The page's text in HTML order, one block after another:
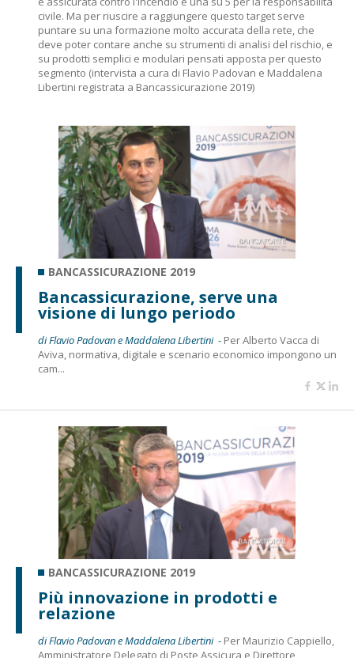
civile. Ma per riuscire a raggiungere questo target serve
puntare su una formazione molto accurata della rete, che
deve poter contare anche su strumenti di analisi del rischio, e
su prodotti semplici e modulari pensati apposta per questo
segmento (intervista a cura di Flavio Padovan e Maddalena
Libertini registrata a Bancassicurazione 2019)
BANCASSICURAZIONE 2019
Bancassicurazione, serve una
visione di lungo periodo
di Flavio Padovan e Maddalena Libertini - Per Alberto Vacca di
Aviva, normativa, digitale e scenario economico impongono un
cam...
BANCASSICURAZIONE 2019
Più innovazione in prodotti e
relazione
di Flavio Padovan e Maddalena Libertini - Per Maurizio Cappiello,
Amministratore Delegato di Poste Assicura e Direttore